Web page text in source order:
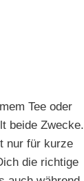
Tee oder
beide Zwecke.
nur für kurze
die richtige